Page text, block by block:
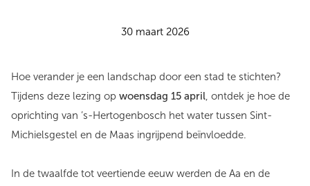
30 maart 2026
Hoe verander je een landschap door een stad te stichten?
Tijdens deze lezing op woensdag 15 april, ontdek je hoe de
oprichting van ’s-Hertogenbosch het water tussen Sint-
Michielsgestel en de Maas ingrijpend beïnvloedde.
In de twaalfde tot veertiende eeuw werden de Aa en de